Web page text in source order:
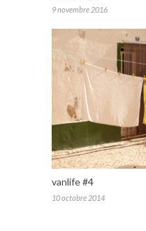
9 novembre 2016
vanlife #4
10 octobre 2014